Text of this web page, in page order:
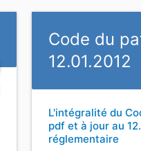
Code du
12.01.2012
L'intégralité du
pdf et à jour au
réglementaire